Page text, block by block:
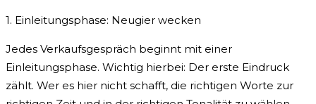
1. Einleitungsphase: Neugier wecken
Jedes Verkaufsgespräch beginnt mit einer
Einleitungsphase. Wichtig hierbei: Der erste Eindruck
zählt. Wer es hier nicht schafft, die richtigen Worte zur